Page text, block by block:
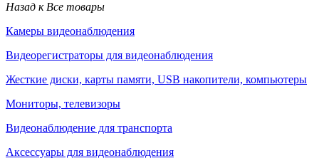
Назад к Все товары
Камеры видеонаблюдения
Видеорегистраторы для видеонаблюдения
Жесткие диски, карты памяти, USB накопители, компьютеры
Мониторы, телевизоры
Видеонаблюдение для транспорта
Аксессуары для видеонаблюдения